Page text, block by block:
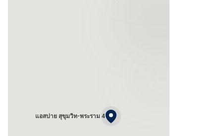
แอสปาย สุขุมวิท-พระราม 4